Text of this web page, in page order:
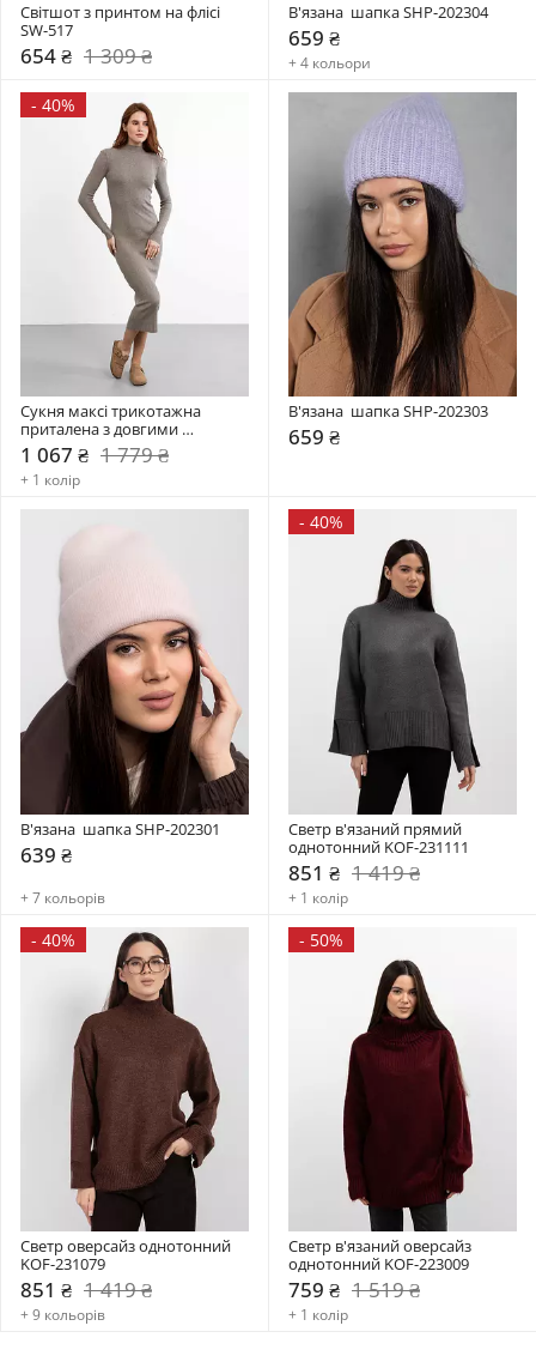
Світшот з принтом на флісі
SW-517
654 ₴ 1 309 ₴
В'язана  шапка SHP-202304
659 ₴
+ 4 кольори
- 40%
Сукня максі трикотажна
приталена з довгими
рукавами PLA-231035
1 067 ₴ 1 779 ₴
+ 1 колір
В'язана  шапка SHP-202303
659 ₴
В'язана  шапка SHP-202301
639 ₴
+ 7 кольорів
- 40%
Светр в'язаний прямий
однотонний KOF-231111
851 ₴ 1 419 ₴
+ 1 колір
- 40%
Светр оверсайз однотонний
KOF-231079
851 ₴ 1 419 ₴
+ 9 кольорів
- 50%
Светр в'язаний оверсайз
однотонний KOF-223009
759 ₴ 1 519 ₴
+ 1 колір